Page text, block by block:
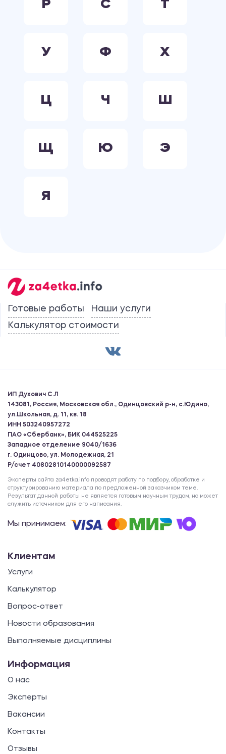
Р С Т
У Ф Х
Ц Ч Ш
Щ Ю Э
Я
Готовые работы
Наши услуги
Калькулятор стоимости
ИП Духович С.Л
143081, Россия, Московская обл., Одинцовский р-н, с.Юдино,
ул.Школьная, д. 11, кв. 18
ИНН 503240957272
ПАО «Сбербанк», БИК 044525225
Западное отделение 9040/1636
г. Одинцово, ул. Молодежная, 21
Р/счет 40802810140000092587
Эксперты сайта za4etka.info проводят работу по подбору, обработке и
структурированию материала по предложенной заказчиком теме.
Результат данной работы не является готовым научным трудом, но может
служить источником для его написания.
Мы принимаем:
Клиентам
Услуги
Калькулятор
Вопрос-ответ
Новости образования
Выполняемые дисциплины
Информация
О нас
Эксперты
Вакансии
Контакты
Отзывы